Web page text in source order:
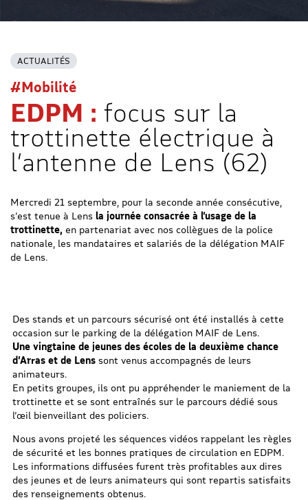
ACTUALITÉS
#Mobilité
EDPM : focus sur la
trottinette électrique à
l’antenne de Lens (62)
Mercredi 21 septembre, pour la seconde année consécutive,
s’est tenue à Lens la journée consacrée à l’usage de la
trottinette, en partenariat avec nos collègues de la police
nationale, les mandataires et salariés de la délégation MAIF
de Lens.
Des stands et un parcours sécurisé ont été installés à cette
occasion sur le parking de la délégation MAIF de Lens.
Une vingtaine de jeunes des écoles de la deuxième chance
d’Arras et de Lenssont venus accompagnés de leurs
animateurs.
En petits groupes, ils ont pu appréhender le maniement de la
trottinette et se sont entraînés sur le parcours dédié sous
l’œil bienveillant des policiers.
Nous avons projeté les séquences vidéos rappelant les règles
de sécurité et les bonnes pratiques de circulation en EDPM.
Les informations diffusées furent très profitables aux dires
des jeunes et de leurs animateurs qui sont repartis satisfaits
des renseignements obtenus.